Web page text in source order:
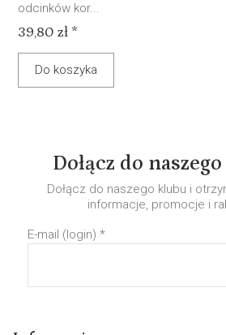
odcinków kor...
39,80 zł *
Do koszyka
Dołącz do
Dołącz do naszego klubu i
informacje, promocje i
E-mail (login) *